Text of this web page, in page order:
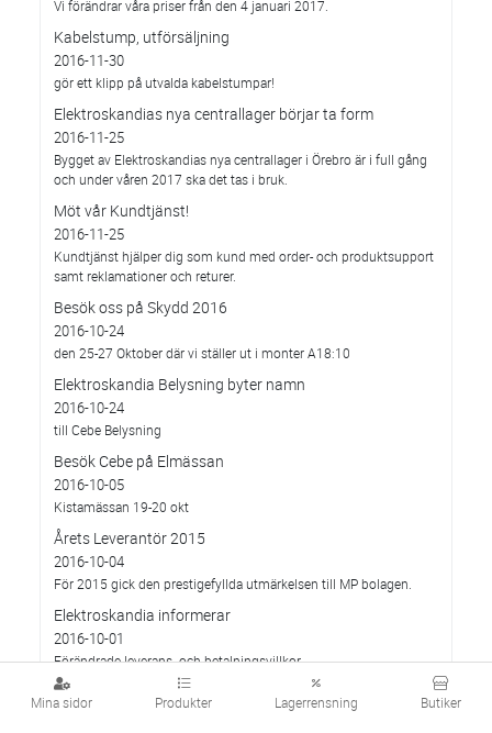
Mina sidor Produkter Lagerrensning Butiker
Vi förändrar våra priser från den 4 januari 2017.
Kabelstump, utförsäljning
2016-11-30
gör ett klipp på utvalda kabelstumpar!
Elektroskandias nya centrallager börjar ta form
2016-11-25
Bygget av Elektroskandias nya centrallager i Örebro är i full gång
och under våren 2017 ska det tas i bruk.
Möt vår Kundtjänst!
2016-11-25
Kundtjänst hjälper dig som kund med order- och produktsupport
samt reklamationer och returer.
Besök oss på Skydd 2016
2016-10-24
den 25-27 Oktober där vi ställer ut i monter A18:10
Elektroskandia Belysning byter namn
2016-10-24
till Cebe Belysning
Besök Cebe på Elmässan
2016-10-05
Kistamässan 19-20 okt
Årets Leverantör 2015
2016-10-04
För 2015 gick den prestigefyllda utmärkelsen till MP bolagen.
Elektroskandia informerar
2016-10-01
Förändrade leverans- och betalningsvillkor